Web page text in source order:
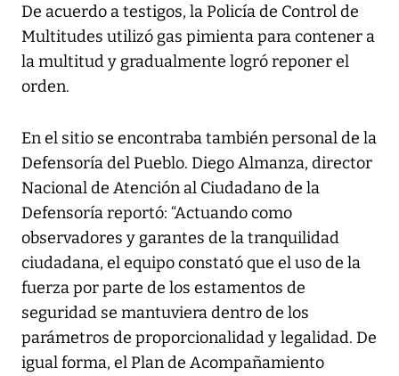
De acuerdo a testigos, la Policía de Control de
Multitudes utilizó gas pimienta para contener a
la multitud y gradualmente logró reponer el
orden.
En el sitio se encontraba también personal de la
Defensoría del Pueblo. Diego Almanza, director
Nacional de Atención al Ciudadano de la
Defensoría reportó: “Actuando como
observadores y garantes de la tranquilidad
ciudadana, el equipo constató que el uso de la
fuerza por parte de los estamentos de
seguridad se mantuviera dentro de los
parámetros de proporcionalidad y legalidad. De
igual forma, el Plan de Acompañamiento